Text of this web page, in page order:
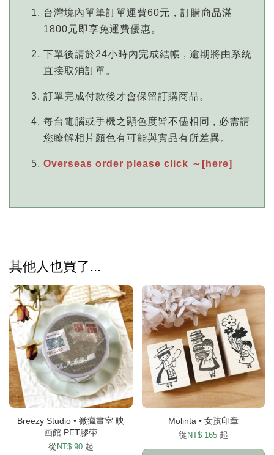
台灣境內單筆訂單運費60元，訂購商品滿
1800元即享免運費優惠。
下單後請於24小時內完成結帳 , 逾期將由系統
直接取消訂單。
訂單完成付款後才會保留訂購商品。
每台電腦或手機之顯色度皆不儘相同 , 必需請
您瞭解相片顏色有可能與實品有所差異。
Overseas order please click ～[here]
其他人也買了...
Breezy Studio • 微瘋畫室 映
画館 PET膠帶
從 NT$ 90 起
Molinta • 女孩印章
從 NT$ 165 起